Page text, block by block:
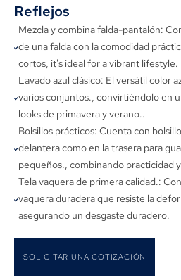
Reflejos
Mezcla y combina falda-pantalón:
de una falda con la comodidad
cortos, it's ideal for a vibrant lifestyle.
Lavado azul clásico: El versátil color
varios conjuntos., convirtiéndolo en
looks de primavera y verano..
Bolsillos prácticos: Cuenta con
delantera como en la trasera para
pequeños., combinando practicidad
Tela vaquera de primera calidad.:
vaquera duradera que resiste la
asegurando un desgaste duradero.
SOLICITAR UNA COTIZACIÓN